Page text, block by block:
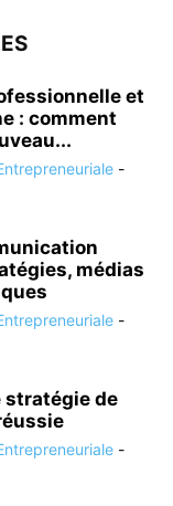
et
: comment
-
médias
-
stratégie de
-